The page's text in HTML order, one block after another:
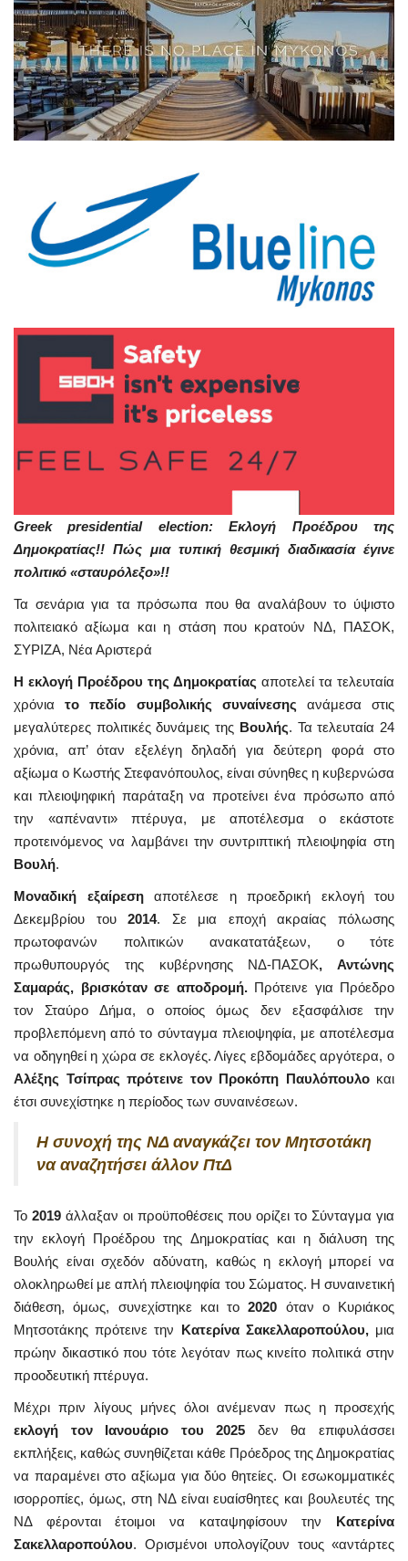
Γλώσσα
Ελληνικά English
Greek presidential election: Εκλογή Προέδρου της
Δημοκρατίας!! Πώς μια τυπική θεσμική διαδικασία έγινε
πολιτικό «σταυρόλεξο»!!
Τα σενάρια για τα πρόσωπα που θα αναλάβουν το ύψιστο
πολιτειακό αξίωμα και η στάση που κρατούν ΝΔ, ΠΑΣΟΚ,
ΣΥΡΙΖΑ, Νέα Αριστερά
Η εκλογή Προέδρου της Δημοκρατίας αποτελεί τα τελευταία
χρόνιατο πεδίο συμβολικής συναίνεσης ανάμεσα στις
μεγαλύτερες πολιτικές δυνάμεις της Βουλής. Τα τελευταία 24
χρόνια, απ’ όταν εξελέγη δηλαδή για δεύτερη φορά στο
αξίωμα ο Κωστής Στεφανόπουλος, είναι σύνηθες η κυβερνώσα
και πλειοψηφική παράταξη να προτείνει ένα πρόσωπο από
την «απέναντι» πτέρυγα, με αποτέλεσμα ο εκάστοτε
προτεινόμενος να λαμβάνει την συντριπτική πλειοψηφία στη
Βουλή.
Μοναδική εξαίρεσηαποτέλεσε η προεδρική εκλογή του
Δεκεμβρίου του2014. Σε μια εποχή ακραίας πόλωσης
πρωτοφανών πολιτικών ανακατατάξεων, ο τότε
πρωθυπουργός της κυβέρνησης ΝΔ-ΠΑΣΟΚ, Αντώνης
Σαμαράς, βρισκόταν σε αποδρομή.Πρότεινε για Πρόεδρο
τον Σταύρο Δήμα, ο οποίος όμως δεν εξασφάλισε την
προβλεπόμενη από το σύνταγμα πλειοψηφία, με αποτέλεσμα
να οδηγηθεί η χώρα σε εκλογές. Λίγες εβδομάδες αργότερα, ο
Αλέξης Τσίπρας πρότεινε τον Προκόπη Παυλόπουλοκαι
έτσι συνεχίστηκε η περίοδος των συναινέσεων.
Η συνοχή της ΝΔ αναγκάζει τον Μητσοτάκη
να αναζητήσει άλλον ΠτΔ
Το 2019 άλλαξαν οι προϋποθέσεις που ορίζει το Σύνταγμα για
την εκλογή Προέδρου της Δημοκρατίας και η διάλυση της
Βουλής είναι σχεδόν αδύνατη, καθώς η εκλογή μπορεί να
ολοκληρωθεί με απλή πλειοψηφία του Σώματος. Η συναινετική
διάθεση, όμως, συνεχίστηκε και το2020 όταν ο Κυριάκος
Μητσοτάκης πρότεινε την Κατερίνα Σακελλαροπούλου, μια
πρώην δικαστικό που τότε λεγόταν πως κινείτο πολιτικά στην
προοδευτική πτέρυγα.
Μέχρι πριν λίγους μήνες όλοι ανέμεναν πως η προσεχής
εκλογή τον Ιανουάριο του 2025 δεν θα επιφυλάσσει
εκπλήξεις, καθώς συνηθίζεται κάθε Πρόεδρος της Δημοκρατίας
να παραμένει στο αξίωμα για δύο θητείες. Οι εσωκομματικές
ισορροπίες, όμως, στη ΝΔ είναι ευαίσθητες και βουλευτές της
ΝΔ φέρονται έτοιμοι να καταψηφίσουν την Κατερίνα
Σακελλαροπούλου. Ορισμένοι υπολογίζουν τους «αντάρτες